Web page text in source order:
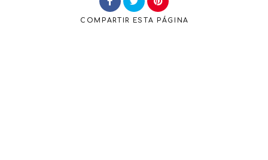
COMPARTIR ESTA PÁGINA